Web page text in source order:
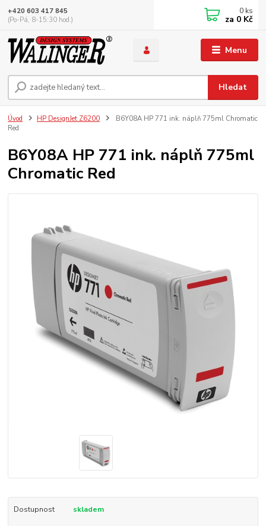
Menu
Hledat
+420 603 417 845
(Po-Pá, 8-15:30 hod.)
0 ks
za 0 Kč
Úvod HP DesignJet Z6200
B6Y08A HP 771 ink. náplň 775ml Chromatic
Red
B6Y08A HP 771 ink. náplň 775ml
Chromatic Red
Dostupnost skladem